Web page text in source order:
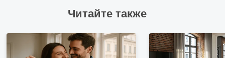
Читайте также